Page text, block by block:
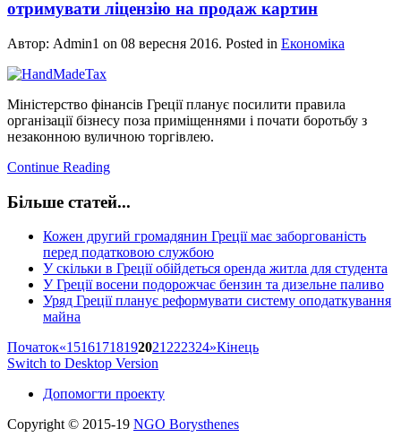
отримувати ліцензію на продаж картин
Автор: Admin1 on 08 вересня 2016. Posted in Економіка
Міністерство фінансів Греції планує посилити правила
організації бізнесу поза приміщеннями і почати боротьбу з
незаконною вуличною торгівлею.
Continue Reading
Більше статей...
Кожен другий громадянин Греції має заборгованість
перед податковою службою
У скільки в Греції обійдеться оренда житла для студента
У Греції восени подорожчає бензин та дизельне паливо
Уряд Греції планує реформувати систему оподаткування
майна
Початок«15161718192021 222324»Кінець
Switch to Desktop Version
Допомогти проекту
Copyright © 2015-19 NGO Borysthenes